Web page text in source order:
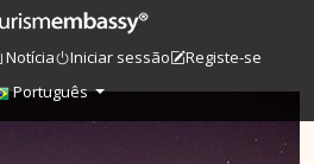
Notícia Iniciar sessão
Registe-se
Português